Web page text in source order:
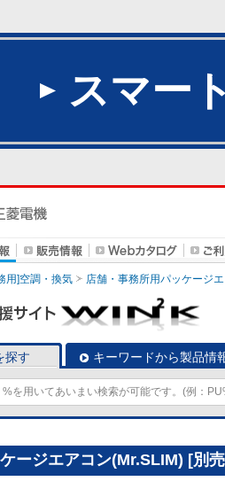
スマー
用]空調・換気 店舗・事務所用パッケージ
探す キーワードから製品情
ージエアコン(Mr.SLIM) [別